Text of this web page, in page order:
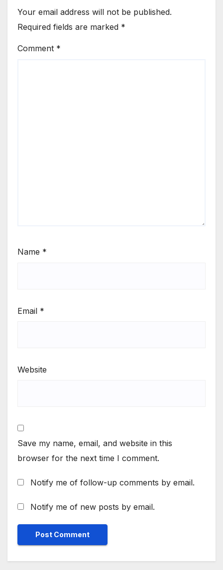
Your email address will not be published.
Required fields are marked *
Comment *
Name *
Email *
Website
Save my name, email, and website in this
browser for the next time I comment.
Notify me of follow-up comments by email.
Notify me of new posts by email.